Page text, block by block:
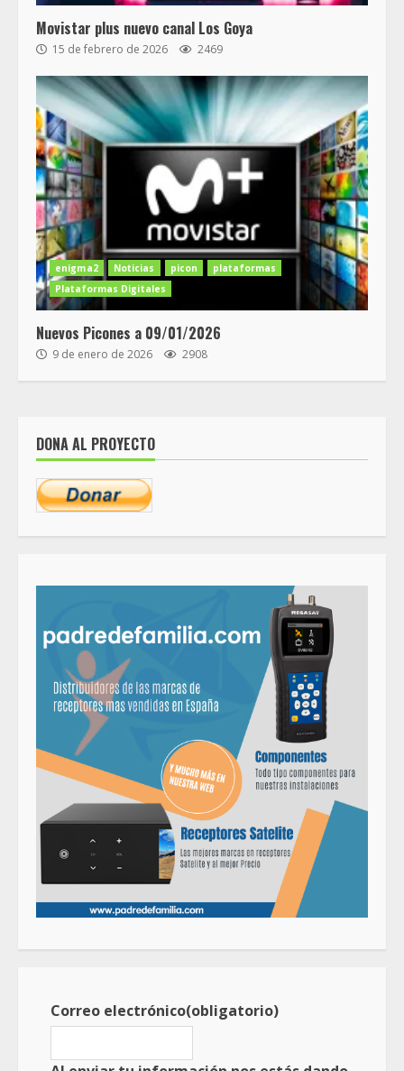
Movistar plus nuevo canal Los Goya
15 de febrero de 2026 2469
enigma2 Noticias picon
plataformas
Plataformas Digitales
Nuevos Picones a 09/01/2026
9 de enero de 2026 2908
DONA AL PROYECTO
Correo electrónico(obligatorio)